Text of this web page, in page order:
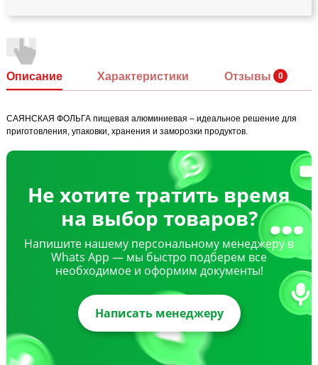
Описание Характеристики Отзывы
САЯНСКАЯ ФОЛЬГА пищевая алюминиевая – идеальное решение для
приготовления, упаковки, хранения и заморозки продуктов.
Не хотите тратить время
на выбор товаров?
Напишите нашему персональному менеджеру в
Whats App — мы быстро подберем все
необходимое и оформим документы!
Написать менеджеру